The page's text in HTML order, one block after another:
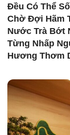
Đều Có Thể
Chờ Đợi Hãm
Nước Trà Bớt
Từng Nhấp
Hương Thơm